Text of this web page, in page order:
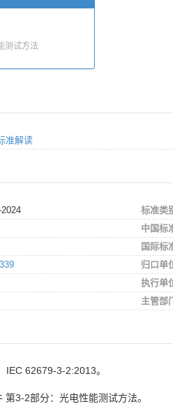
测试方法
准解读
标准类
中国标
国际标
归口单
执行单
主管部
IEC 62679-3-2:2013。
3-2部分：光电性能测试方法。